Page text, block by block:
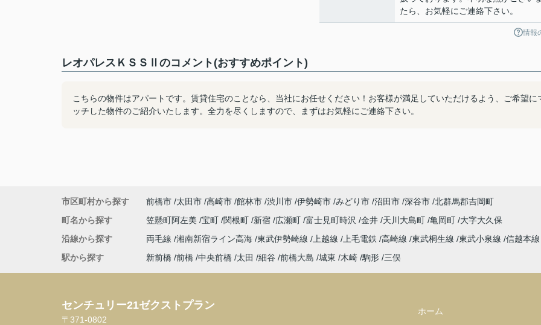
たら、お気軽にご連絡下さい。
情報
レオパレスＫＳＳⅡのコメント(おすすめポイント)
こちらの物件はアパートです。賃貸住宅のことなら、当社にお任せください！お客様が満足していただけるよう、ご希望に
ッチした物件のご紹介いたします。全力を尽くしますので、まずはお気軽にご連絡下さい。
市区町村から探す 前橋市 太田市 高崎市 館林市 渋川市 伊勢崎市 みどり市 沼田市 深谷市 北群馬郡吉岡町
町名から探す
笠懸町阿左美 宝町 関根町 新宿 広瀬町 富士見町時沢 金井 天川大島町 亀岡町 大字大久保
沿線から探す
両毛線 湘南新宿ライン高海 東武伊勢崎線 上越線 上毛電鉄 高崎線 東武桐生線 東武小泉線 信越本線
駅から探す
新前橋 前橋 中央前橋 太田 細谷 前橋大島 城東 木崎 駒形 三俣
センチュリー21ゼクストプラン
〒371-0802
ホーム